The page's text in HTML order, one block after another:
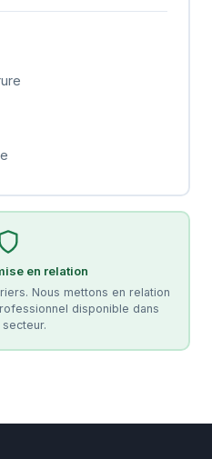
en relation
Nous mettons en relation
disponible dans